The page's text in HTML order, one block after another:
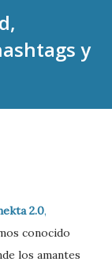
y
2.0,
conocido
los amantes